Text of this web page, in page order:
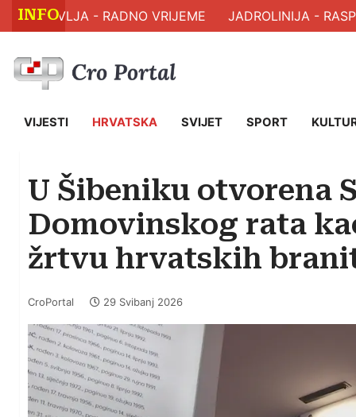
INFO
ZDRAVLJA - RADNO VRIJEME JADROLINIJA -
VIJESTI HRVATSKA SVIJET SPORT
U Šibeniku otvorena
Domovinskog rata
žrtvu hrvatskih
CroPortal 29 Svibanj 2026